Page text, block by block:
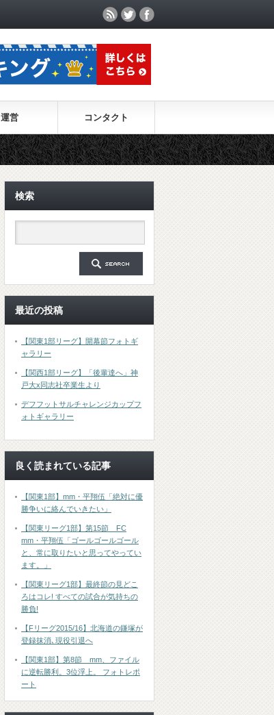
運営 コンタクト
検索
最近の投稿
【関東1部リーグ】開幕節フォトギ
ャラリー
【関西1部リーグ】「後輩達へ」神
戸大x同志社卒業生より
デフフットサルチャレンジカップフ
ォトギャラリー
良く読まれている記事
【関東1部】mm・平翔伍「絶対に優
勝争いに絡んでいきたい」
【関東リーグ1部】第15節 FC
mm・平翔伍「ゴールゴールゴール
と、常に取りたいと思ってやってい
ます。」
【関東リーグ1部】最終節の見どこ
ろはコレ! すべての試合が気持ちの
勝負!
【Fリーグ2015/16】北海道の鎌塚が
登録抹消､現役引退へ
【関東1部】第8節 mm、ファイル
に逆転勝利。3位浮上。 フォトレポ
ート